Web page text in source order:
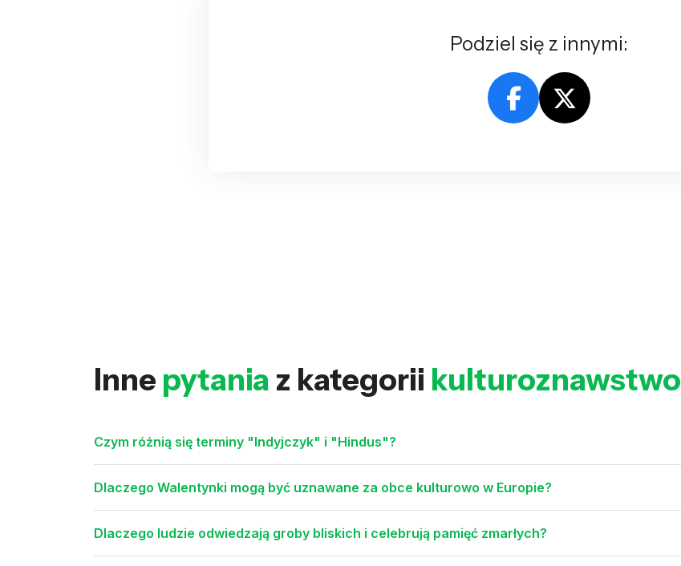
Podziel się z innymi:
Inne pytania z kategorii kulturoznawstwo
Czym różnią się terminy "Indyjczyk" i "Hindus"?
Dlaczego Walentynki mogą być uznawane za obce kulturowo w Europie?
Dlaczego ludzie odwiedzają groby bliskich i celebrują pamięć zmarłych?